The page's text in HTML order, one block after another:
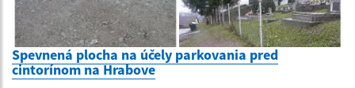
Spevnená plocha na účely parkovania pred
cintorínom na Hrabove